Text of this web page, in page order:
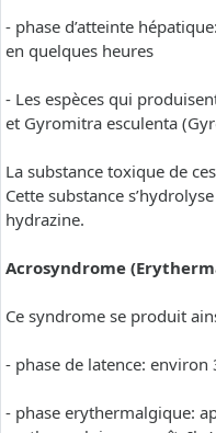
- phase d’atteinte
en quelques heures
- Les espèces qui
et Gyromitra esculenta
La substance toxique de
Cette substance
hydrazine.
Acrosyndrome
Ce syndrome se produit
- phase de latence: environ
- phase erythermalgique: